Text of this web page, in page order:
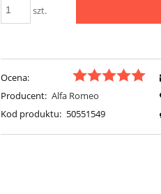
szt.
Ocena:
Producent: Alfa Romeo
Kod produktu: 50551549